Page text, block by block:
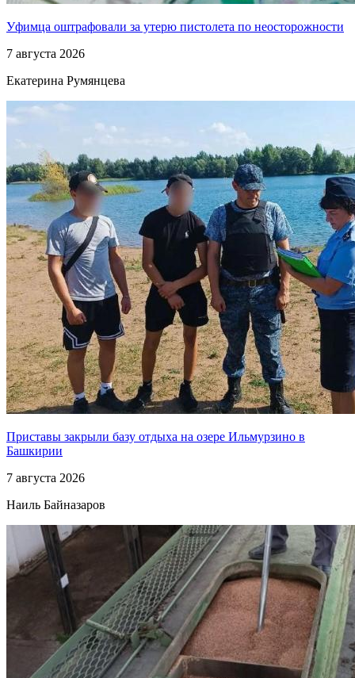
Уфимца оштрафовали за утерю пистолета по неосторожности
7 августа 2026
Екатерина Румянцева
Приставы закрыли базу отдыха на озере Ильмурзино в
Башкирии
7 августа 2026
Наиль Байназаров